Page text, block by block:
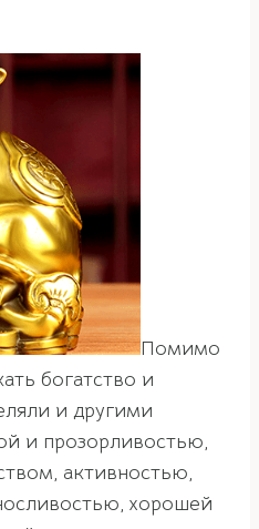
Помимо
богатство и
и другими
и прозорливостью,
активностью,
хорошей